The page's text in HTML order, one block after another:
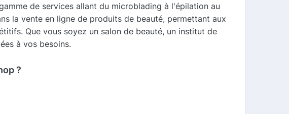
de services allant du microblading à l'épilation au
la vente en ligne de produits de beauté, permettant aux
Que vous soyez un salon de beauté, un institut de
à vos besoins.
?